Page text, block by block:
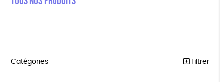
Catégories Filtrer